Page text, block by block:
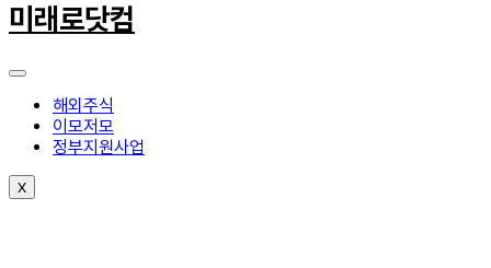
텐
츠
건
미래로닷컴
해외주식
이모저모
정부지원사업
X